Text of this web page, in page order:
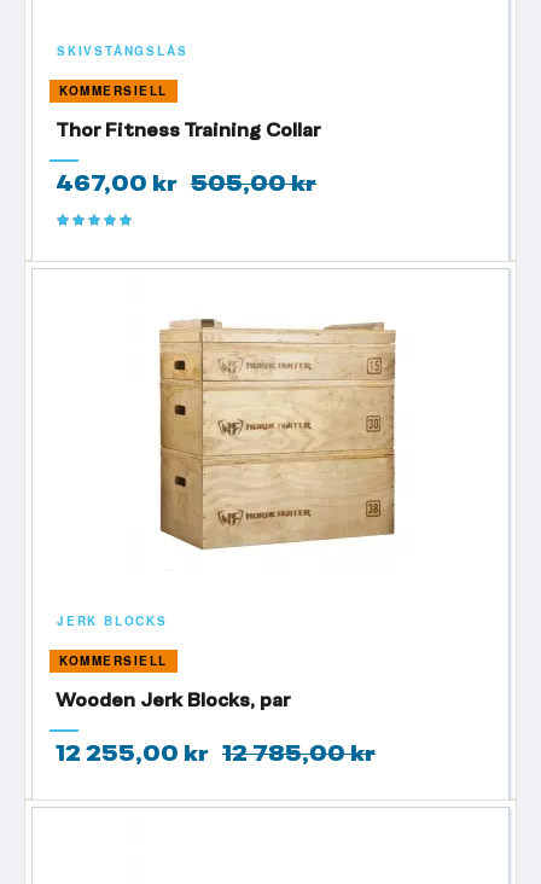
SKIVSTÅNGSLÅS
KOMMERSIELL
Thor Fitness Training Collar
467,00 kr 505,00 kr
Betyg:
JERK BLOCKS
KOMMERSIELL
Wooden Jerk Blocks, par
12 255,00 kr 12 785,00 kr